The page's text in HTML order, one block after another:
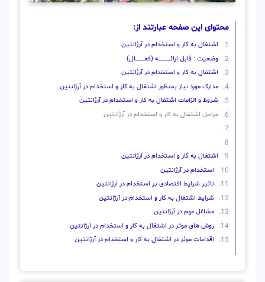
محتوای این صفحه عبارتند از:
اشتغال به کار و استخدام در آرژانتین
وضعیت : قابل ارائــــــــــــــــــــه (فعـــــــــــــــال)
اشتغال به کار و استخدام در آرژانتین
مدارک مورد نیاز بمنظور اشتغال به کار و استخدام در آرژانتین
شروط و الزامات اشتغال به کار و استخدام در آرژانتین
مراحل اشتغال به کار و استخدام در آرژانتین
اشتغال به کار و استخدام در آرژانتین
استخدام در آرژانتین
تاثیر شرایط اقتصادی بر استخدام در آرژانتین
شرایط اشتغال به کار و استخدام در آرژانتین
مشاغل مهم در آرژانتین
روش های موثر در اشتغال به کار و استخدام در آرژانتین
اقدامات موثر در اشتغال به کار و استخدام در آرژانتین